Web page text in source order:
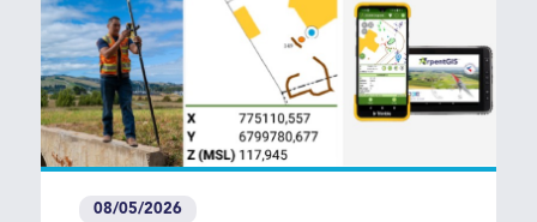
08/05/2026